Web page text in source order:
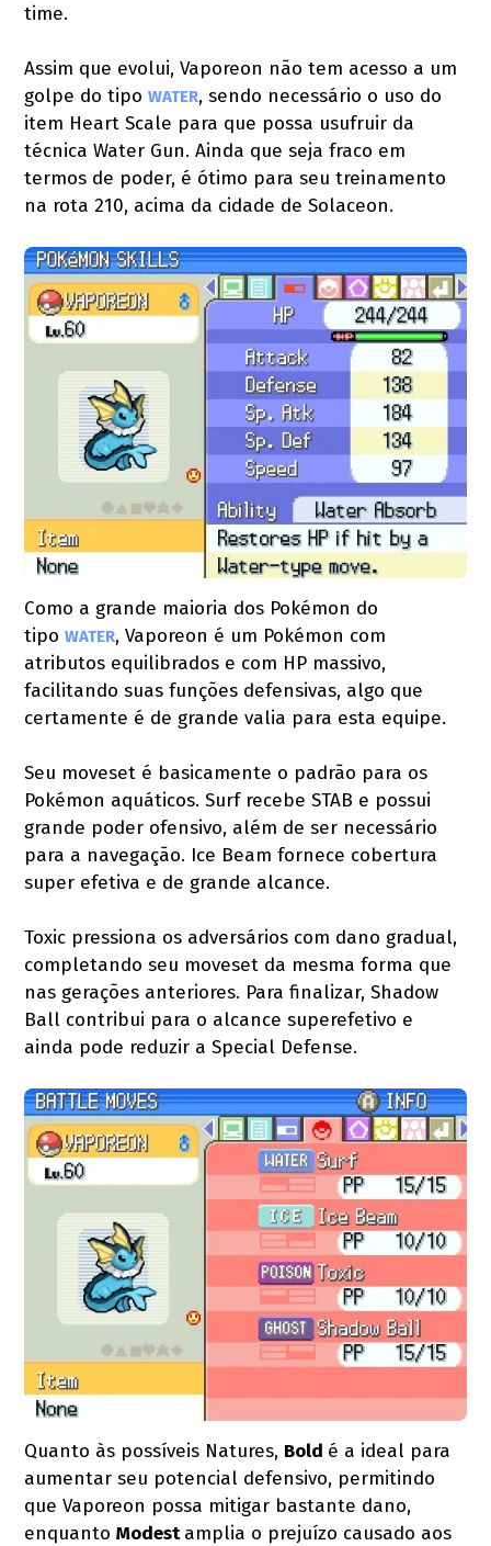
time.
Assim que evolui, Vaporeon não tem acesso a um
golpe do tipoWATER, sendo necessário o uso do
item Heart Scale para que possa usufruir da
técnica Water Gun. Ainda que seja fraco em
termos de poder, é ótimo para seu treinamento
na rota 210, acima da cidade de Solaceon.
Como a grande maioria dos Pokémon do
tipoWATER, Vaporeon é um Pokémon com
atributos equilibrados e com HP massivo,
facilitando suas funções defensivas, algo que
certamente é de grande valia para esta equipe.
Seu moveset é basicamente o padrão para os
Pokémon aquáticos. Surf recebe STAB e possui
grande poder ofensivo, além de ser necessário
para a navegação. Ice Beam fornece cobertura
super efetiva e de grande alcance.
Toxic pressiona os adversários com dano gradual,
completando seu moveset da mesma forma que
nas gerações anteriores. Para finalizar, Shadow
Ball contribui para o alcance superefetivo e
ainda pode reduzir a Special Defense.
Quanto às possíveis Natures, Bold é a ideal para
aumentar seu potencial defensivo, permitindo
que Vaporeon possa mitigar bastante dano,
enquantoModestamplia o prejuízo causado aos